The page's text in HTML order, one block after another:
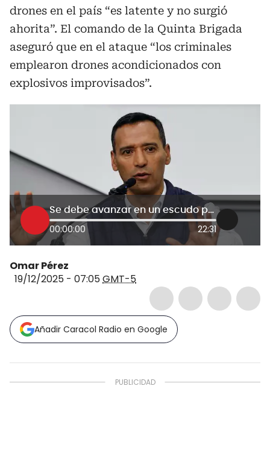
drones en el país “es latente y no surgió
ahorita”. El comando de la Quinta Brigada
aseguró que en el ataque “los criminales
emplearon drones acondicionados con
explosivos improvisados”.
Se debe avanzar en un escudo protector antidrones: MinDefensa por ataque a base militar en Aguachica
00:00:00 22:31
Omar Pérez
19/12/2025 - 07:05GMT-5
Añadir Caracol Radio en Google